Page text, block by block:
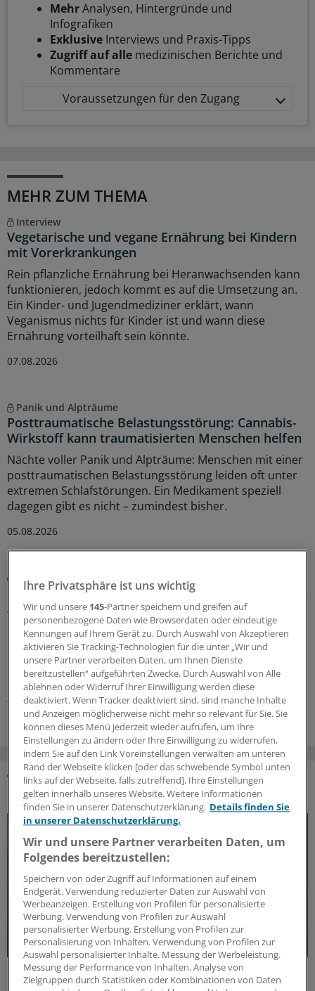
MehrAnalysen, Hintergründe und
Infografiken
Exklusive Interviews und Praxis-Tipps
Zugriff auf alle medizinischen Berichte und
Kommentare
Voraussetzungen für den Zugang
MEHR ZUM THEMA
Interview
Vegetarische und vegane Ernährung bei Kindern
mit Vorerkrankungen
Rein pflanzliche Ernährung bei Heranwachsenden kann
funktionieren, jedoch kommt es auf die Umsetzung an.
Ein Kinder- und Jugendmediziner erklärt, wann
Veganismus nichts für Kinder ist und wann diese
Ernährung vorteilhaft sein könnte.
07.08.2026
Panik und Alpträume
Posttraumatische Belastungsstörung: Cannabis-
Wirkstoff kann traumatisierten Menschen helfen
Nächte voller Panik und Alpträume: Menschen mit einer
posttraumatischen Belastungsstörung leiden oft unter
extremen Schlafstörungen. Ein Medikament speziell
dagegen gibt es nicht – zumindest bisher.
05.08.2026
Update 2026
S3-Leitlinie Lungenkrebs: Das sind die wichtigsten
Änderungen
Die S3-Leitlinie „Prävention, Diagnostik, Therapie und
Nachsorge des Lungenkarzinoms“ wurde aktualisiert.
Professor Wolfgang Schütte erläutert, was für
Hausärztinnen und Hausärzte wichtig ist.
05.08.2026
DAS KÖNNTE SIE AUCH INTERESSIEREN
Update MS
Update Multiple Sklerose: Aktuelle
Ihre Privatsphäre ist uns wichtig
Wir und unsere 145-Partner speichern und greifen auf
personenbezogene Daten wie Browserdaten oder eindeutige
Kennungen auf Ihrem Gerät zu. Durch Auswahl von Akzeptieren
aktivieren Sie Tracking-Technologien für die unter „Wir und
unsere Partner verarbeiten Daten, um Ihnen Dienste
bereitzustellen“ aufgeführten Zwecke. Durch Auswahl von Alle
ablehnen oder Widerruf Ihrer Einwilligung werden diese
deaktiviert. Wenn Tracker deaktiviert sind, sind manche Inhalte
und Anzeigen möglicherweise nicht mehr so relevant für Sie. Sie
können dieses Menü jederzeit wieder aufrufen, um Ihre
Einstellungen zu ändern oder Ihre Einwilligung zu widerrufen,
indem Sie auf den Link Voreinstellungen verwalten am unteren
Rand der Webseite klicken [oder das schwebende Symbol unten
links auf der Webseite, falls zutreffend]. Ihre Einstellungen
gelten innerhalb unseres Website. Weitere Informationen
finden Sie in unserer Datenschutzerklärung. Details finden Sie
in unserer Datenschutzerklärung.
Wir und unsere Partner verarbeiten Daten, um
Folgendes bereitzustellen:
Speichern von oder Zugriff auf Informationen auf einem
Endgerät. Verwendung reduzierter Daten zur Auswahl von
Werbeanzeigen. Erstellung von Profilen für personalisierte
Werbung. Verwendung von Profilen zur Auswahl
personalisierter Werbung. Erstellung von Profilen zur
Personalisierung von Inhalten. Verwendung von Profilen zur
Auswahl personalisierter Inhalte. Messung der Werbeleistung.
Messung der Performance von Inhalten. Analyse von
Zielgruppen durch Statistiken oder Kombinationen von Daten